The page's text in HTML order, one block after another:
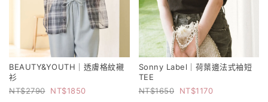
BEAUTY&YOUTH｜透膚格紋襯
衫
2790
1850
Sonny Label｜荷葉邊法式袖短
TEE
1650
1170